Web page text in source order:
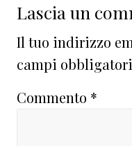
Lascia un
Il tuo indirizzo
campi
Commento *